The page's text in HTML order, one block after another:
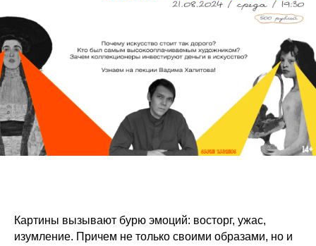
Картины вызывают бурю эмоций: восторг, ужас,
изумление. Причем не только своими образами, но и